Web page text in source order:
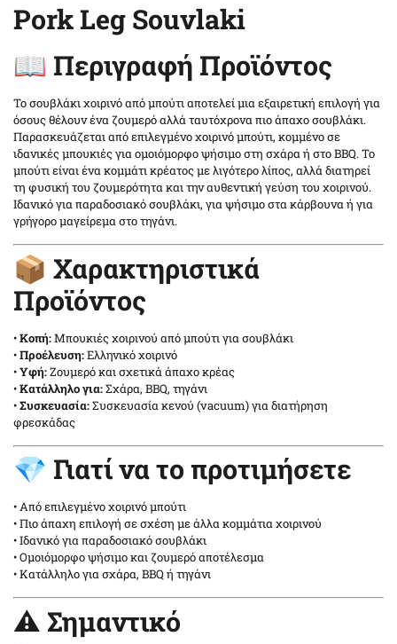
Pork Leg Souvlaki
📖 Περιγραφή Προϊόντος
Το σουβλάκι χοιρινό από μπούτι αποτελεί μια εξαιρετική επιλογή για
όσους θέλουν ένα ζουμερό αλλά ταυτόχρονα πιο άπαχο σουβλάκι.
Παρασκευάζεται από επιλεγμένο χοιρινό μπούτι, κομμένο σε
ιδανικές μπουκιές για ομοιόμορφο ψήσιμο στη σχάρα ή στο BBQ. Το
μπούτι είναι ένα κομμάτι κρέατος με λιγότερο λίπος, αλλά διατηρεί
τη φυσική του ζουμερότητα και την αυθεντική γεύση του χοιρινού.
Ιδανικό για παραδοσιακό σουβλάκι, για ψήσιμο στα κάρβουνα ή για
γρήγορο μαγείρεμα στο τηγάνι.
📦 Χαρακτηριστικά
Προϊόντος
•Κοπή:Μπουκιές χοιρινού από μπούτι για σουβλάκι
•Προέλευση:Ελληνικό χοιρινό
•Υφή:Ζουμερό και σχετικά άπαχο κρέας
•Κατάλληλο για:Σχάρα, BBQ, τηγάνι
•Συσκευασία:Συσκευασία κενού (vacuum) για διατήρηση
φρεσκάδας
💎 Γιατί να το προτιμήσετε
• Από επιλεγμένο χοιρινό μπούτι
• Πιο άπαχη επιλογή σε σχέση με άλλα κομμάτια χοιρινού
• Ιδανικό για παραδοσιακό σουβλάκι
• Ομοιόμορφο ψήσιμο και ζουμερό αποτέλεσμα
• Κατάλληλο για σχάρα, BBQ ή τηγάνι
⚠️ Σημαντικό